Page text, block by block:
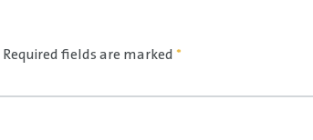
Required fields are marked*